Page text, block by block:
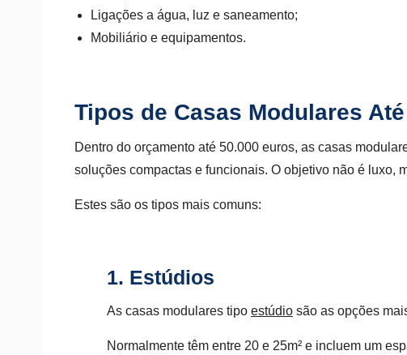
Ligações a água, luz e saneamento;
Mobiliário e equipamentos.
Tipos de Casas Modulares
Dentro do orçamento até 50.000 euros, as casas
soluções compactas e funcionais. O objetivo não é luxo,
Estes são os tipos mais comuns:
1. Estúdios
As casas modulares tipo estúdio são as opções
Normalmente têm entre 20 e 25m² e incluem um